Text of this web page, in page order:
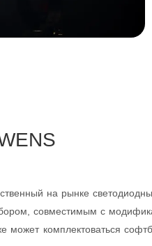
на рынке
совместимым с
комплектоваться